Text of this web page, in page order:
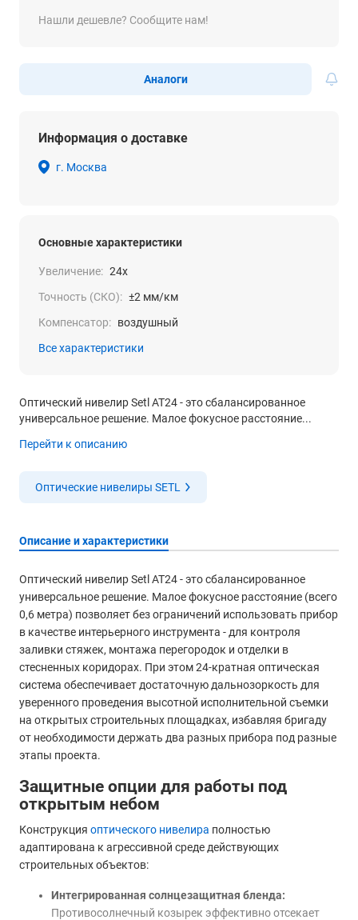
Нашли дешевле? Сообщите нам!
Аналоги
Информация о доставке
г. Москва
Основные характеристики
Увеличение: 24x
Точность (СКО): ±2 мм/км
Компенсатор: воздушный
Все характеристики
Оптический нивелир Setl AT24 - это сбалансированное
универсальное решение. Малое фокусное расстояние...
Перейти к описанию
Оптические нивелиры SETL
Описание и характеристики
Оптический нивелир Setl AT24 - это сбалансированное
универсальное решение. Малое фокусное расстояние (всего
0,6 метра) позволяет без ограничений использовать прибор
в качестве интерьерного инструмента - для контроля
заливки стяжек, монтажа перегородок и отделки в
стесненных коридорах. При этом 24-кратная оптическая
система обеспечивает достаточную дальнозоркость для
уверенного проведения высотной исполнительной съемки
на открытых строительных площадках, избавляя бригаду
от необходимости держать два разных прибора под разные
этапы проекта.
Защитные опции для работы под
открытым небом
Конструкция оптического нивелира полностью
адаптирована к агрессивной среде действующих
строительных объектов:
Интегрированная солнцезащитная бленда:
Противосолнечный козырек эффективно отсекает